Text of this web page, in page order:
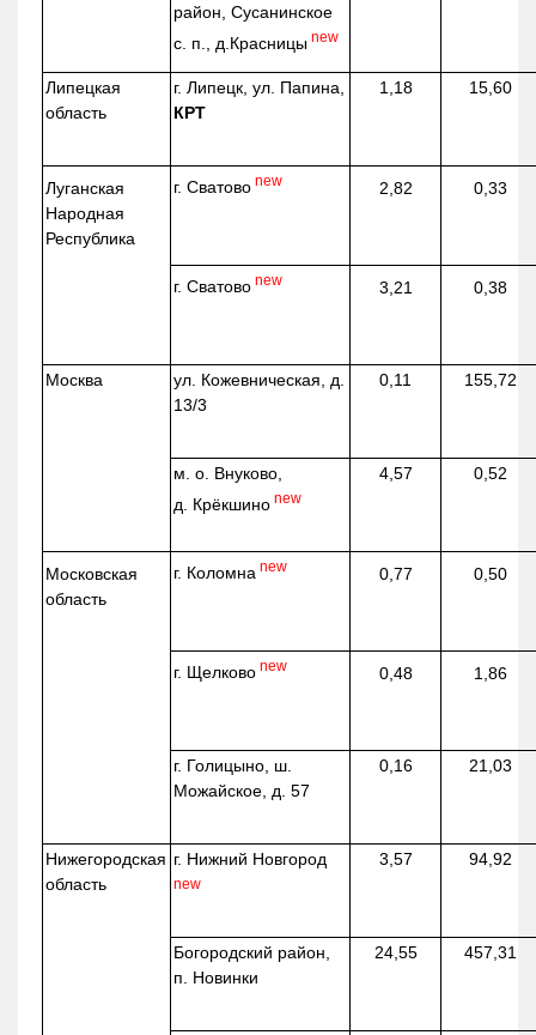
район, Сусанинское
с. п.,д.Красницы new
Липецкая
область
г. Липецк, ул. Папина,
КРТ
1,18 15,60
Луганская
Народная
Республика
г. Сватово new 2,82 0,33
г. Сватово new 3,21 0,38
Москва ул. Кожевническая , д.
13/3
0,11 155,72
м. о. Внуково,
д. Крёкшино new
4,57 0,52
Московская
область
г. Коломна new 0,77 0,50
г. Щелково new 0,48 1,86
г. Голицыно, ш.
Можайское, д. 57
0,16 21,03
Нижегородская
область
г. Нижний Новгород
new
3,57 94,92
Богородский район,
п. Новинки
24,55 457,31